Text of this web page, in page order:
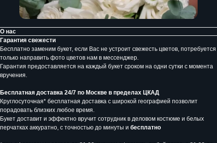
О нас
Гарантия свежести
Бесплатно заменим букет, если Вас не устроит свежесть цветов, потребуется
только направить фото цветов нам в мессенджер.
Гарантия предоставляется на каждый букет сроком на одни сутки с момента
вручения.
Бесплатная доставка 24/7 по Москве в пределах ЦКАД
Круглосуточная* бесплатная доставка с широкой географией позволит
порадовать близких любое время.
Букет доставит и эффектно вручит сотрудник в деловом костюме и белых
перчатках аккуратно, с точностью до минуты и бесплатно